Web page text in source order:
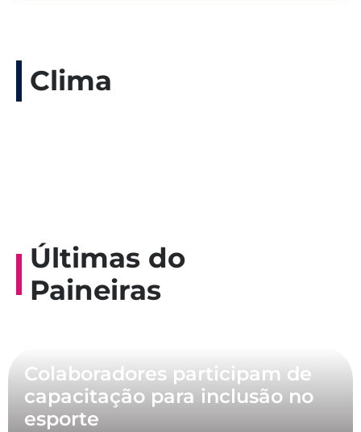
Clima
Últimas do
Paineiras
Colaboradores participam de
capacitação para inclusão no
esporte